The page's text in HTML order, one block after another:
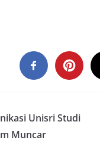
Unisri Studi
Muncar